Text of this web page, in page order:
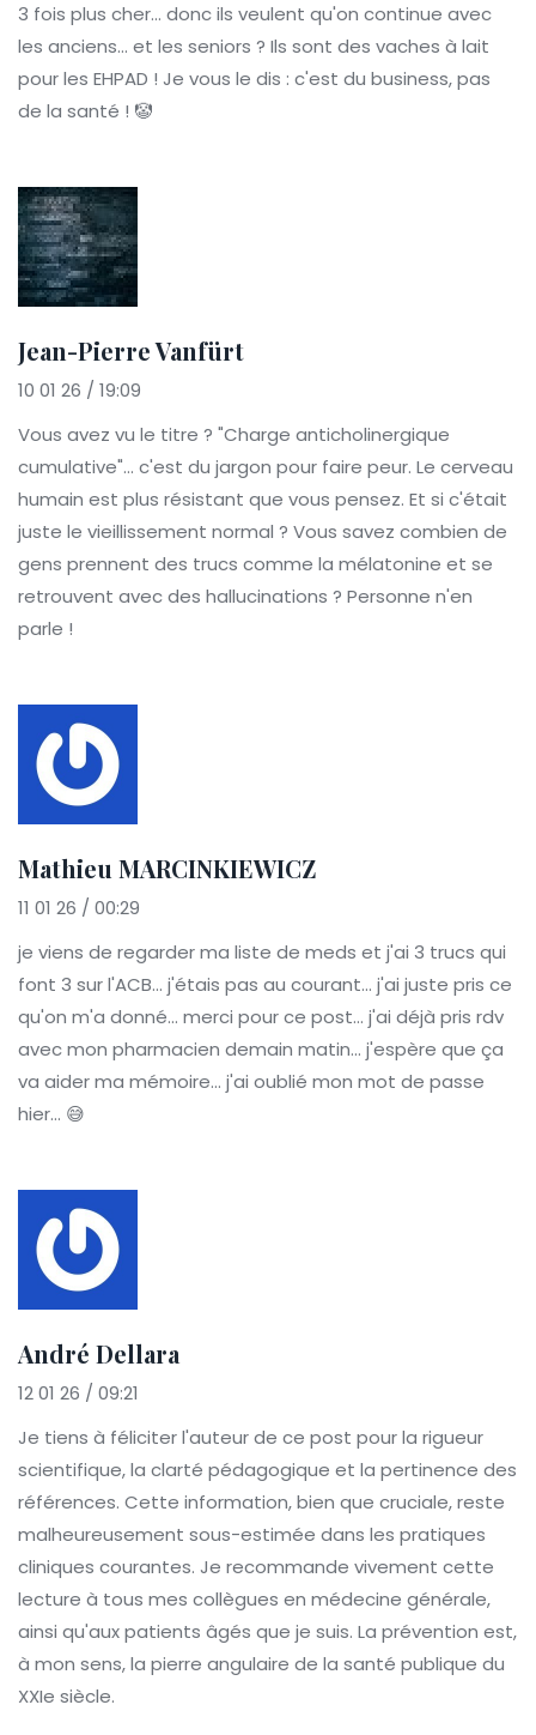
3 fois plus cher... donc ils veulent qu'on continue avec
les anciens... et les seniors ? Ils sont des vaches à lait
pour les EHPAD ! Je vous le dis : c'est du business, pas
de la santé ! 🤡
Jean-Pierre Vanfürt
10 01 26 / 19:09
Vous avez vu le titre ? "Charge anticholinergique
cumulative"... c'est du jargon pour faire peur. Le cerveau
humain est plus résistant que vous pensez. Et si c'était
juste le vieillissement normal ? Vous savez combien de
gens prennent des trucs comme la mélatonine et se
retrouvent avec des hallucinations ? Personne n'en
parle !
Mathieu MARCINKIEWICZ
11 01 26 / 00:29
je viens de regarder ma liste de meds et j'ai 3 trucs qui
font 3 sur l'ACB... j'étais pas au courant... j'ai juste pris ce
qu'on m'a donné... merci pour ce post... j'ai déjà pris rdv
avec mon pharmacien demain matin... j'espère que ça
va aider ma mémoire... j'ai oublié mon mot de passe
hier... 😅
André Dellara
12 01 26 / 09:21
Je tiens à féliciter l'auteur de ce post pour la rigueur
scientifique, la clarté pédagogique et la pertinence des
références. Cette information, bien que cruciale, reste
malheureusement sous-estimée dans les pratiques
cliniques courantes. Je recommande vivement cette
lecture à tous mes collègues en médecine générale,
ainsi qu'aux patients âgés que je suis. La prévention est,
à mon sens, la pierre angulaire de la santé publique du
XXIe siècle.